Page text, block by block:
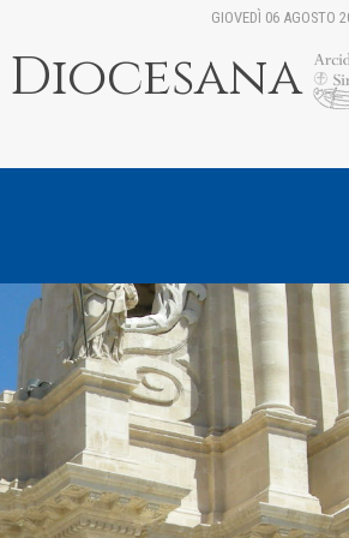
GIOVEDÌ 06 AGOSTO